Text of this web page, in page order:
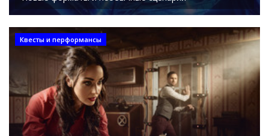
Квесты и перформансы